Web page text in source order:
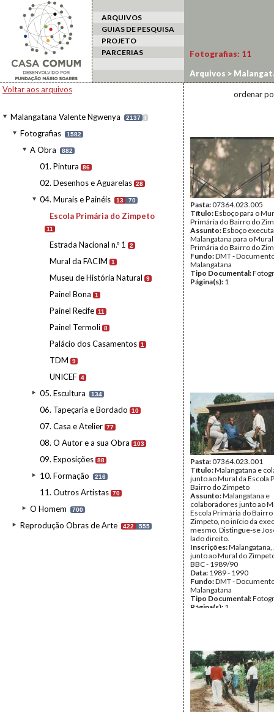
ARQUIVOS
GUIAS DE PESQUISA
PROJETO
PARCERIAS
Voltar aos arquivos
Malangatana Valente Ngwenya 2137 I
Fotografias 1582
A Obra 882
01. Pintura 86
02. Desenhos e Aguarelas 28
04. Murais e Painéis 13 70
Escola Primária do Zimpeto
11
Estrada Nacional n.º 1 2
Mural da FACIM 1
Museu de História Natural 9
Painel Bona 1
Painel Recife 11
Painel Termoli 8
Palácio dos Casamentos 1
TDM 9
UNICEF 4
05. Escultura 134
06. Tapeçaria e Bordado 10
07. Casa e Atelier 77
08. O Autor e a sua Obra 103
09. Exposições 88
10. Formação 216
11. Outros Artistas 70
O Homem 700
Reprodução Obras de Arte 422 555
Fotografias: 11
Arquivos >
do Zimpeto
ordenar
Pasta:07364.023.005
Título:Esboço para o
Primária do Bairro do
Assunto:Esboço
Malangatana para o
Primária do Bairro do
Fundo:DMT -
Malangatana
Tipo Documental:
Página(s): 1
Pasta:07364.023.001
Título:Malangatana e
junto ao Mural da Escola
Bairro do Zimpeto
Assunto:Malangatana e
colaboradores junto ao
Escola Primária do Bairro
Zimpeto, no início da
mesmo. Distingue-se
lado direito.
Inscrições:Malangatana,
junto ao Mural do
BBC - 1989/90
Data: 1989 - 1990
Fundo:DMT -
Malangatana
Tipo Documental:
Página(s): 1